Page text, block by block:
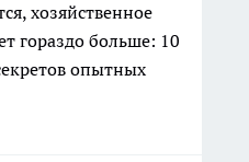
хозяйственное
гораздо больше: 10
опытных